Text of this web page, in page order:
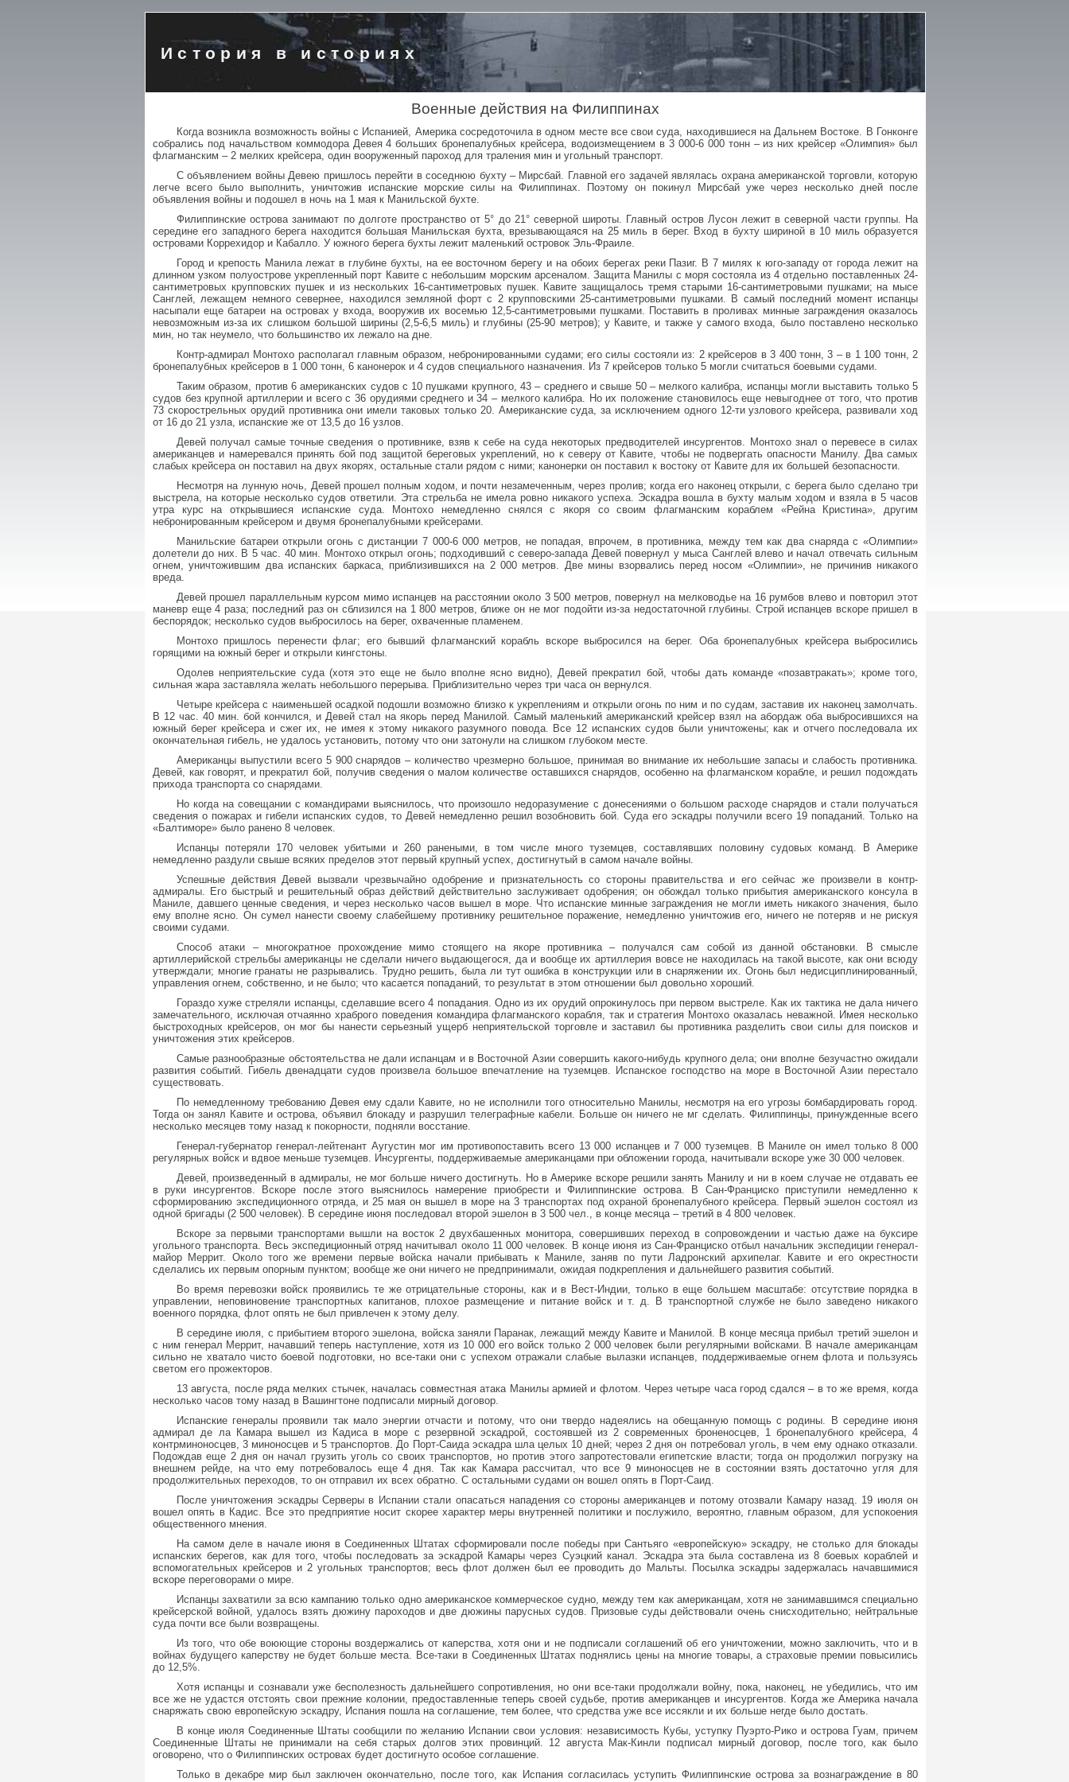
История в историях
Военные действия на Филиппинах
Когда возникла возможность войны с Испанией, Америка сосредоточила в одном месте все свои суда, находившиеся на Дальнем Востоке. В Гонконге
собрались под начальством коммодора Девея 4 больших бронепалубных крейсера, водоизмещением в 3 000-6 000 тонн – из них крейсер «Олимпия» был
флагманским – 2 мелких крейсера, один вооруженный пароход для траления мин и угольный транспорт.
С объявлением войны Девею пришлось перейти в соседнюю бухту – Мирсбай. Главной его задачей являлась охрана американской торговли, которую
легче всего было выполнить, уничтожив испанские морские силы на Филиппинах. Поэтому он покинул Мирсбай уже через несколько дней после
объявления войны и подошел в ночь на 1 мая к Манильской бухте.
Филиппинские острова занимают по долготе пространство от 5° до 21° северной широты. Главный остров Лусон лежит в северной части группы. На
середине его западного берега находится большая Манильская бухта, врезывающаяся на 25 миль в берег. Вход в бухту шириной в 10 миль образуется
островами Коррехидор и Кабалло. У южного берега бухты лежит маленький островок Эль-Фраиле.
Город и крепость Манила лежат в глубине бухты, на ее восточном берегу и на обоих берегах реки Пазиг. В 7 милях к юго-западу от города лежит на
длинном узком полуострове укрепленный порт Кавите с небольшим морским арсеналом. Защита Манилы с моря состояла из 4 отдельно поставленных 24-
сантиметровых крупповских пушек и из нескольких 16-сантиметровых пушек. Кавите защищалось тремя старыми 16-сантиметровыми пушками; на мысе
Санглей, лежащем немного севернее, находился земляной форт с 2 крупповскими 25-сантиметровыми пушками. В самый последний момент испанцы
насыпали еще батареи на островах у входа, вооружив их восемью 12,5-сантиметровыми пушками. Поставить в проливах минные заграждения оказалось
невозможным из-за их слишком большой ширины (2,5-6,5 миль) и глубины (25-90 метров); у Кавите, и также у самого входа, было поставлено несколько
мин, но так неумело, что большинство их лежало на дне.
Контр-адмирал Монтохо располагал главным образом, небронированными судами; его силы состояли из: 2 крейсеров в 3 400 тонн, 3 – в 1 100 тонн, 2
бронепалубных крейсеров в 1 000 тонн, 6 канонерок и 4 судов специального назначения. Из 7 крейсеров только 5 могли считаться боевыми судами.
Таким образом, против 6 американских судов с 10 пушками крупного, 43 – среднего и свыше 50 – мелкого калибра, испанцы могли выставить только 5
судов без крупной артиллерии и всего с 36 орудиями среднего и 34 – мелкого калибра. Но их положение становилось еще невыгоднее от того, что против
73 скорострельных орудий противника они имели таковых только 20. Американские суда, за исключением одного 12-ти узлового крейсера, развивали ход
от 16 до 21 узла, испанские же от 13,5 до 16 узлов.
Девей получал самые точные сведения о противнике, взяв к себе на суда некоторых предводителей инсургентов. Монтохо знал о перевесе в силах
американцев и намеревался принять бой под защитой береговых укреплений, но к северу от Кавите, чтобы не подвергать опасности Манилу. Два самых
слабых крейсера он поставил на двух якорях, остальные стали рядом с ними; канонерки он поставил к востоку от Кавите для их большей безопасности.
Несмотря на лунную ночь, Девей прошел полным ходом, и почти незамеченным, через пролив; когда его наконец открыли, с берега было сделано три
выстрела, на которые несколько судов ответили. Эта стрельба не имела ровно никакого успеха. Эскадра вошла в бухту малым ходом и взяла в 5 часов
утра курс на открывшиеся испанские суда. Монтохо немедленно снялся с якоря со своим флагманским кораблем «Рейна Кристина», другим
небронированным крейсером и двумя бронепалубными крейсерами.
Манильские батареи открыли огонь с дистанции 7 000-6 000 метров, не попадая, впрочем, в противника, между тем как два снаряда с «Олимпии»
долетели до них. В 5 час. 40 мин. Монтохо открыл огонь; подходивший с северо-запада Девей повернул у мыса Санглей влево и начал отвечать сильным
огнем, уничтожившим два испанских баркаса, приблизившихся на 2 000 метров. Две мины взорвались перед носом «Олимпии», не причинив никакого
вреда.
Девей прошел параллельным курсом мимо испанцев на расстоянии около 3 500 метров, повернул на мелководье на 16 румбов влево и повторил этот
маневр еще 4 раза; последний раз он сблизился на 1 800 метров, ближе он не мог подойти из-за недостаточной глубины. Строй испанцев вскоре пришел в
беспорядок; несколько судов выбросилось на берег, охваченные пламенем.
Монтохо пришлось перенести флаг; его бывший флагманский корабль вскоре выбросился на берег. Оба бронепалубных крейсера выбросились
горящими на южный берег и открыли кингстоны.
Одолев неприятельские суда (хотя это еще не было вполне ясно видно), Девей прекратил бой, чтобы дать команде «позавтракать»; кроме того,
сильная жара заставляла желать небольшого перерыва. Приблизительно через три часа он вернулся.
Четыре крейсера с наименьшей осадкой подошли возможно близко к укреплениям и открыли огонь по ним и по судам, заставив их наконец замолчать.
В 12 час. 40 мин. бой кончился, и Девей стал на якорь перед Манилой. Самый маленький американский крейсер взял на абордаж оба выбросившихся на
южный берег крейсера и сжег их, не имея к этому никакого разумного повода. Все 12 испанских судов были уничтожены; как и отчего последовала их
окончательная гибель, не удалось установить, потому что они затонули на слишком глубоком месте.
Американцы выпустили всего 5 900 снарядов – количество чрезмерно большое, принимая во внимание их небольшие запасы и слабость противника.
Девей, как говорят, и прекратил бой, получив сведения о малом количестве оставшихся снарядов, особенно на флагманском корабле, и решил подождать
прихода транспорта со снарядами.
Но когда на совещании с командирами выяснилось, что произошло недоразумение с донесениями о большом расходе снарядов и стали получаться
сведения о пожарах и гибели испанских судов, то Девей немедленно решил возобновить бой. Суда его эскадры получили всего 19 попаданий. Только на
«Балтиморе» было ранено 8 человек.
Испанцы потеряли 170 человек убитыми и 260 ранеными, в том числе много туземцев, составлявших половину судовых команд. В Америке
немедленно раздули свыше всяких пределов этот первый крупный успех, достигнутый в самом начале войны.
Успешные действия Девей вызвали чрезвычайно одобрение и признательность со стороны правительства и его сейчас же произвели в контр-
адмиралы. Его быстрый и решительный образ действий действительно заслуживает одобрения; он обождал только прибытия американского консула в
Маниле, давшего ценные сведения, и через несколько часов вышел в море. Что испанские минные заграждения не могли иметь никакого значения, было
ему вполне ясно. Он сумел нанести своему слабейшему противнику решительное поражение, немедленно уничтожив его, ничего не потеряв и не рискуя
своими судами.
Способ атаки – многократное прохождение мимо стоящего на якоре противника – получался сам собой из данной обстановки. В смысле
артиллерийской стрельбы американцы не сделали ничего выдающегося, да и вообще их артиллерия вовсе не находилась на такой высоте, как они всюду
утверждали; многие гранаты не разрывались. Трудно решить, была ли тут ошибка в конструкции или в снаряжении их. Огонь был недисциплинированный,
управления огнем, собственно, и не было; что касается попаданий, то результат в этом отношении был довольно хороший.
Гораздо хуже стреляли испанцы, сделавшие всего 4 попадания. Одно из их орудий опрокинулось при первом выстреле. Как их тактика не дала ничего
замечательного, исключая отчаянно храброго поведения командира флагманского корабля, так и стратегия Монтохо оказалась неважной. Имея несколько
быстроходных крейсеров, он мог бы нанести серьезный ущерб неприятельской торговле и заставил бы противника разделить свои силы для поисков и
уничтожения этих крейсеров.
Самые разнообразные обстоятельства не дали испанцам и в Восточной Азии совершить какого-нибудь крупного дела; они вполне безучастно ожидали
развития событий. Гибель двенадцати судов произвела большое впечатление на туземцев. Испанское господство на море в Восточной Азии перестало
существовать.
По немедленному требованию Девея ему сдали Кавите, но не исполнили того относительно Манилы, несмотря на его угрозы бомбардировать город.
Тогда он занял Кавите и острова, объявил блокаду и разрушил телеграфные кабели. Больше он ничего не мг сделать. Филиппинцы, принужденные всего
несколько месяцев тому назад к покорности, подняли восстание.
Генерал-губернатор генерал-лейтенант Аугустин мог им противопоставить всего 13 000 испанцев и 7 000 туземцев. В Маниле он имел только 8 000
регулярных войск и вдвое меньше туземцев. Инсургенты, поддерживаемые американцами при обложении города, начитывали вскоре уже 30 000 человек.
Девей, произведенный в адмиралы, не мог больше ничего достигнуть. Но в Америке вскоре решили занять Манилу и ни в коем случае не отдавать ее
в руки инсургентов. Вскоре после этого выяснилось намерение приобрести и Филиппинские острова. В Сан-Франциско приступили немедленно к
сформированию экспедиционного отряда, и 25 мая он вышел в море на 3 транспортах под охраной бронепалубного крейсера. Первый эшелон состоял из
одной бригады (2 500 человек). В середине июня последовал второй эшелон в 3 500 чел., в конце месяца – третий в 4 800 человек.
Вскоре за первыми транспортами вышли на восток 2 двухбашенных монитора, совершивших переход в сопровождении и частью даже на буксире
угольного транспорта. Весь экспедиционный отряд начитывал около 11 000 человек. В конце июня из Сан-Франциско отбыл начальник экспедиции генерал-
майор Меррит. Около того же времени первые войска начали прибывать к Маниле, заняв по пути Ладронский архипелаг. Кавите и его окрестности
сделались их первым опорным пунктом; вообще же они ничего не предпринимали, ожидая подкрепления и дальнейшего развития событий.
Во время перевозки войск проявились те же отрицательные стороны, как и в Вест-Индии, только в еще большем масштабе: отсутствие порядка в
управлении, неповиновение транспортных капитанов, плохое размещение и питание войск и т. д. В транспортной службе не было заведено никакого
военного порядка, флот опять не был привлечен к этому делу.
В середине июля, с прибытием второго эшелона, войска заняли Паранак, лежащий между Кавите и Манилой. В конце месяца прибыл третий эшелон и
с ним генерал Меррит, начавший теперь наступление, хотя из 10 000 его войск только 2 000 человек были регулярными войсками. В начале американцам
сильно не хватало чисто боевой подготовки, но все-таки они с успехом отражали слабые вылазки испанцев, поддерживаемые огнем флота и пользуясь
светом его прожекторов.
13 августа, после ряда мелких стычек, началась совместная атака Манилы армией и флотом. Через четыре часа город сдался – в то же время, когда
несколько часов тому назад в Вашингтоне подписали мирный договор.
Испанские генералы проявили так мало энергии отчасти и потому, что они твердо надеялись на обещанную помощь с родины. В середине июня
адмирал де ла Камара вышел из Кадиса в море с резервной эскадрой, состоявшей из 2 современных броненосцев, 1 бронепалубного крейсера, 4
контрминоносцев, 3 миноносцев и 5 транспортов. До Порт-Саида эскадра шла целых 10 дней; через 2 дня он потребовал уголь, в чем ему однако отказали.
Подождав еще 2 дня он начал грузить уголь со своих транспортов, но против этого запротестовали египетские власти; тогда он продолжил погрузку на
внешнем рейде, на что ему потребовалось еще 4 дня. Так как Камара рассчитал, что все 9 миноносцев не в состоянии взять достаточно угля для
продолжительных переходов, то он отправил их всех обратно. С остальными судами он вошел опять в Порт-Саид.
После уничтожения эскадры Серверы в Испании стали опасаться нападения со стороны американцев и потому отозвали Камару назад. 19 июля он
вошел опять в Кадис. Все это предприятие носит скорее характер меры внутренней политики и послужило, вероятно, главным образом, для успокоения
общественного мнения.
На самом деле в начале июня в Соединенных Штатах сформировали после победы при Сантьяго «европейскую» эскадру, не столько для блокады
испанских берегов, как для того, чтобы последовать за эскадрой Камары через Суэцкий канал. Эскадра эта была составлена из 8 боевых кораблей и
вспомогательных крейсеров и 2 угольных транспортов; весь флот должен был ее проводить до Мальты. Посылка эскадры задержалась начавшимися
вскоре переговорами о мире.
Испанцы захватили за всю кампанию только одно американское коммерческое судно, между тем как американцам, хотя не занимавшимся специально
крейсерской войной, удалось взять дюжину пароходов и две дюжины парусных судов. Призовые суды действовали очень снисходительно; нейтральные
суда почти все были возвращены.
Из того, что обе воюющие стороны воздержались от каперства, хотя они и не подписали соглашений об его уничтожении, можно заключить, что и в
войнах будущего каперству не будет больше места. Все-таки в Соединенных Штатах поднялись цены на многие товары, а страховые премии повысились
до 12,5%.
Хотя испанцы и сознавали уже бесполезность дальнейшего сопротивления, но они все-таки продолжали войну, пока, наконец, не убедились, что им
все же не удастся отстоять свои прежние колонии, предоставленные теперь своей судьбе, против американцев и инсургентов. Когда же Америка начала
снаряжать свою европейскую эскадру, Испания пошла на соглашение, тем более, что средства уже все иссякли и их больше негде было достать.
В конце июля Соединенные Штаты сообщили по желанию Испании свои условия: независимость Кубы, уступку Пуэрто-Рико и острова Гуам, причем
Соединенные Штаты не принимали на себя старых долгов этих провинций. 12 августа Мак-Кинли подписал мирный договор, после того, как было
оговорено, что о Филиппинских островах будет достигнуто особое соглашение.
Только в декабре мир был заключен окончательно, после того, как Испания согласилась уступить Филиппинские острова за вознаграждение в 80